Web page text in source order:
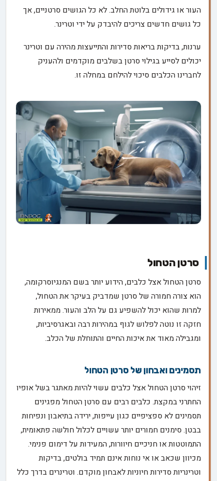
העור או גידולים בלוטת החלב. לא כל הגושים סרטניים, אך
כל גושים חדשים צריכים להיבדק על ידי וטרינר.
ערנות, בדיקות בריאות סדירות והתייעצות מהירה עם וטרינר
יכולים לסייע בגילוי סרטן בשלבים מוקדמים ולהעניק
לחברינו הכלבים סיכוי להילחם במחלה זו.
סרטן הטחול
סרטן הטחול אצל כלבים, הידוע יותר בשם המנגיוסרקומה,
הוא צורה חמורה של סרטן שמדביק בעיקר את הטחול,
למרות שהוא יכול להשפיע גם על הלב והעור. ממאירות
חזקה זו נוטה לפלוש לגוף במהירות רבה ובאגרסיביות,
ומגבילה מאוד את איכות החיים והתוחלת של הכלב.
תסמינים ואבחון של סרטן הטחול
זיהוי סרטן הטחול אצל כלבים עשוי להיות מאתגר בשל אופיו
החתרני במקצת. כלבים רבים עם סרטן הטחול מפגינים
תסמינים לא ספציפיים כגון עייפות, ירידה בתיאבון ונפיחות
בבטן. סימנים חמורים יותר עשויים לכלול חולשה פתאומית,
התמוטטות או חניכיים חיוורות, המעידות על דימום פנימי.
מכיוון שכאב או אי נוחות אינם תמיד בולטים, בדיקות
וטרינריות סדירות חיוניות לאבחון מוקדם. וטרינרים בדרך כלל